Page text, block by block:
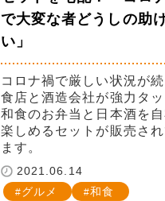
で大変な者どうしの助
い」
コロナ禍で厳しい状況が
食店と酒造会社が強力タッ
和食のお弁当と日本酒を
楽しめるセットが販売さ
ます。
2021.06.14
グルメ
和食